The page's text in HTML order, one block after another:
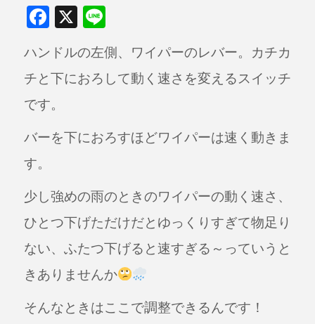
F
a
c
e
b
o
o
X Li
n
e
ハンドルの左側、ワイパーのレバー。カチカ
チと下におろして動く速さを変えるスイッチ
です。
バーを下におろすほどワイパーは速く動きま
す。
少し強めの雨のときのワイパーの動く速さ、
ひとつ下げただけだとゆっくりすぎて物足り
ない、ふたつ下げると速すぎる～っていうと
きありませんか
そんなときはここで調整できるんです！